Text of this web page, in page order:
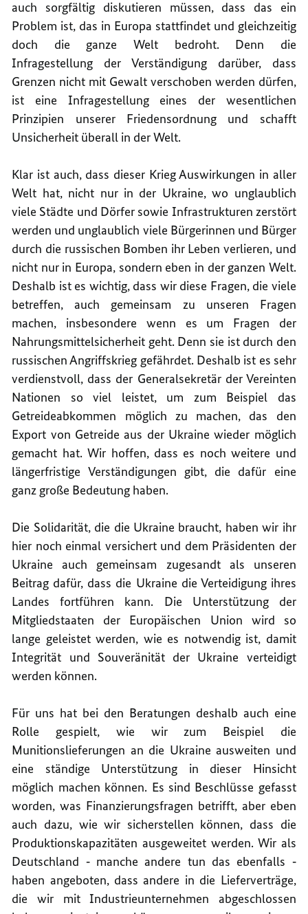
auch sorgfältig diskutieren müssen, dass das ein
Problem ist, das in Europa stattfindet und gleichzeitig
doch die ganze Welt bedroht. Denn die
Infragestellung der Verständigung darüber, dass
Grenzen nicht mit Gewalt verschoben werden dürfen,
ist eine Infragestellung eines der wesentlichen
Prinzipien unserer Friedensordnung und schafft
Unsicherheit überall in der Welt.
Klar ist auch, dass dieser Krieg Auswirkungen in aller
Welt hat, nicht nur in der Ukraine, wo unglaublich
viele Städte und Dörfer sowie Infrastrukturen zerstört
werden und unglaublich viele Bürgerinnen und Bürger
durch die russischen Bomben ihr Leben verlieren, ­und
nicht nur in Europa, sondern eben in der ganzen Welt.
Deshalb ist es wichtig, dass wir diese Fragen, die viele
betreffen, auch gemeinsam zu unseren Fragen
machen, insbesondere wenn es um Fragen der
Nahrungsmittelsicherheit geht. Denn sie ist durch den
russischen Angriffskrieg gefährdet. Deshalb ist es sehr
verdienstvoll, dass der Generalsekretär der Vereinten
Nationen so viel leistet, um zum Beispiel das
Getreideabkommen möglich zu machen, das den
Export von Getreide aus der Ukraine wieder möglich
gemacht hat. Wir hoffen, dass es noch weitere und
längerfristige Verständigungen gibt, die dafür eine
ganz große Bedeutung haben.
Die Solidarität, die die Ukraine braucht, haben wir ihr
hier noch einmal versichert und dem Präsidenten der
Ukraine auch gemeinsam zugesandt als unseren
Beitrag dafür, dass die Ukraine die Verteidigung ihres
Landes fortführen kann. Die Unterstützung der
Mitgliedstaaten der Europäischen Union wird so
lange geleistet werden, wie es notwendig ist, damit
Integrität und Souveränität der Ukraine verteidigt
werden können.
Für uns hat bei den Beratungen deshalb auch eine
Rolle gespielt, wie wir zum Beispiel die
Munitionslieferungen an die Ukraine ausweiten und
eine ständige Unterstützung in dieser Hinsicht
möglich machen können. Es sind Beschlüsse gefasst
worden, was Finanzierungsfragen betrifft, aber eben
auch dazu, wie wir sicherstellen können, dass die
Produktionskapazitäten ausgeweitet werden. Wir als
Deutschland ‑ manche andere tun das ebenfalls ‑
haben angeboten, dass andere in die Lieferverträge,
die wir mit Industrieunternehmen abgeschlossen